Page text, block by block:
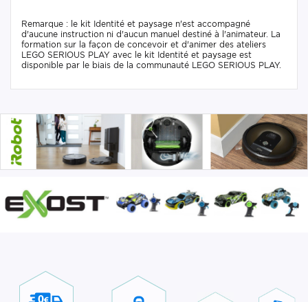
Remarque : le kit Identité et paysage n'est accompagné
d'aucune instruction ni d'aucun manuel destiné à l'animateur. La
formation sur la façon de concevoir et d'animer des ateliers
LEGO SERIOUS PLAY avec le kit Identité et paysage est
disponible par le biais de la communauté LEGO SERIOUS PLAY.